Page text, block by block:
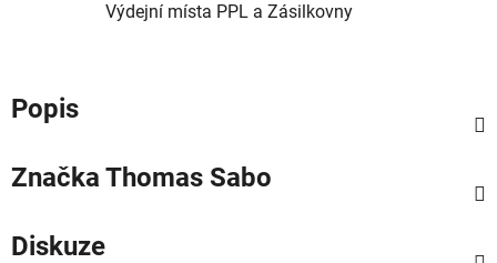
Výdejní místa PPL a Zásilkovny
Popis
Značka Thomas Sabo
Diskuze